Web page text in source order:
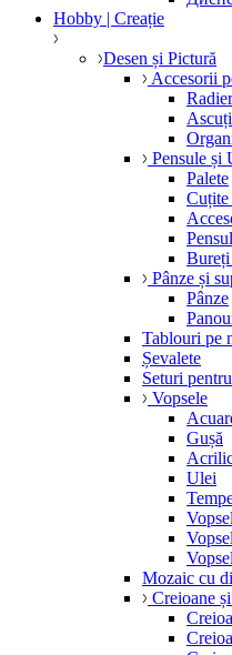
Hobby | Creație
Desen și Pictură
Accesorii
Pensule și
Palete
Cuțite
Bureți
Pânze și
Pânze
Tablouri pe
Șevalete
Seturi
Vopsele
Gușă
Ulei
Mozaic cu
Creioane